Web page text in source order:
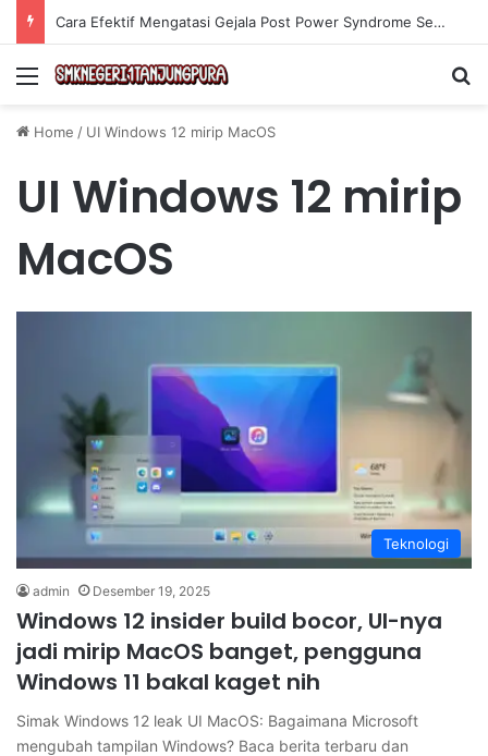
Cara Efektif Mengatasi Gejala Post Power Syndrome Setelah Pensiun Kerja
Menu
Home / UI Windows 12 mirip MacOS
UI Windows 12 mirip
MacOS
Teknologi
admin Desember 19, 2025
Windows 12 insider build bocor, UI-nya
jadi mirip MacOS banget, pengguna
Windows 11 bakal kaget nih
Simak Windows 12 leak UI MacOS: Bagaimana Microsoft
mengubah tampilan Windows? Baca berita terbaru dan